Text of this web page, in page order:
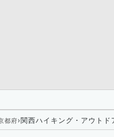
都府›関西ハイキング・アウト